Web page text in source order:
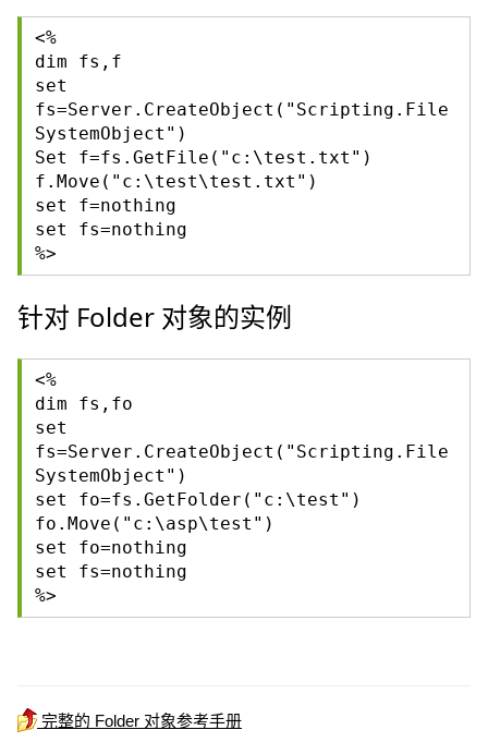
<%
dim fs,f
set
fs=Server.CreateObject("Scripting.File
SystemObject")
Set f=fs.GetFile("c:\test.txt")
f.Move("c:\test\test.txt")
set f=nothing
set fs=nothing
%>
针对 Folder 对象的实例
<%
dim fs,fo
set
fs=Server.CreateObject("Scripting.File
SystemObject")
set fo=fs.GetFolder("c:\test")
fo.Move("c:\asp\test")
set fo=nothing
set fs=nothing
%>
完整的 Folder 对象参考手册